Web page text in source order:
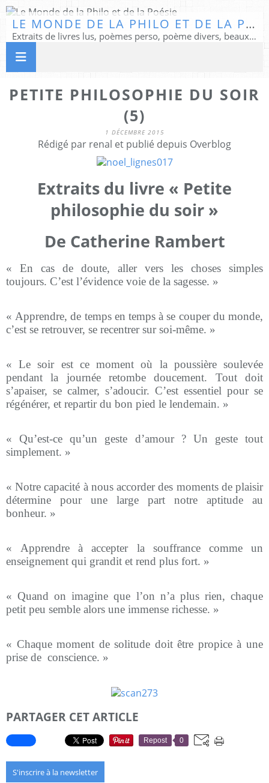
LE MONDE DE LA PHILO ET DE LA POÉSIE
Extraits de livres lus, poèmes perso, poème divers, beaux textes...
PETITE PHILOSOPHIE DU SOIR
(5)
1 DÉCEMBRE 2015
Rédigé par renal et publié depuis Overblog
Extraits du livre « Petite
philosophie du soir »
De Catherine Rambert
« En cas de doute, aller vers les choses simples
toujours. C’est l’évidence voie de la sagesse. »
« Apprendre, de temps en temps à se couper du monde,
c’est se retrouver, se recentrer sur soi-même. »
« Le soir est ce moment où la poussière soulevée
pendant la journée retombe doucement. Tout doit
s’apaiser, se calmer, s’adoucir. C’est essentiel pour se
régénérer, et repartir du bon pied le lendemain. »
« Qu’est-ce qu’un geste d’amour ? Un geste tout
simplement. »
« Notre capacité à nous accorder des moments de plaisir
détermine pour une large part notre aptitude au
bonheur. »
« Apprendre à accepter la souffrance comme un
enseignement qui grandit et rend plus fort. »
« Quand on imagine que l’on n’a plus rien, chaque
petit peu semble alors une immense richesse. »
« Chaque moment de solitude doit être propice à une
prise de conscience. »
PARTAGER CET ARTICLE
Repost 0
S'inscrire à la newsletter